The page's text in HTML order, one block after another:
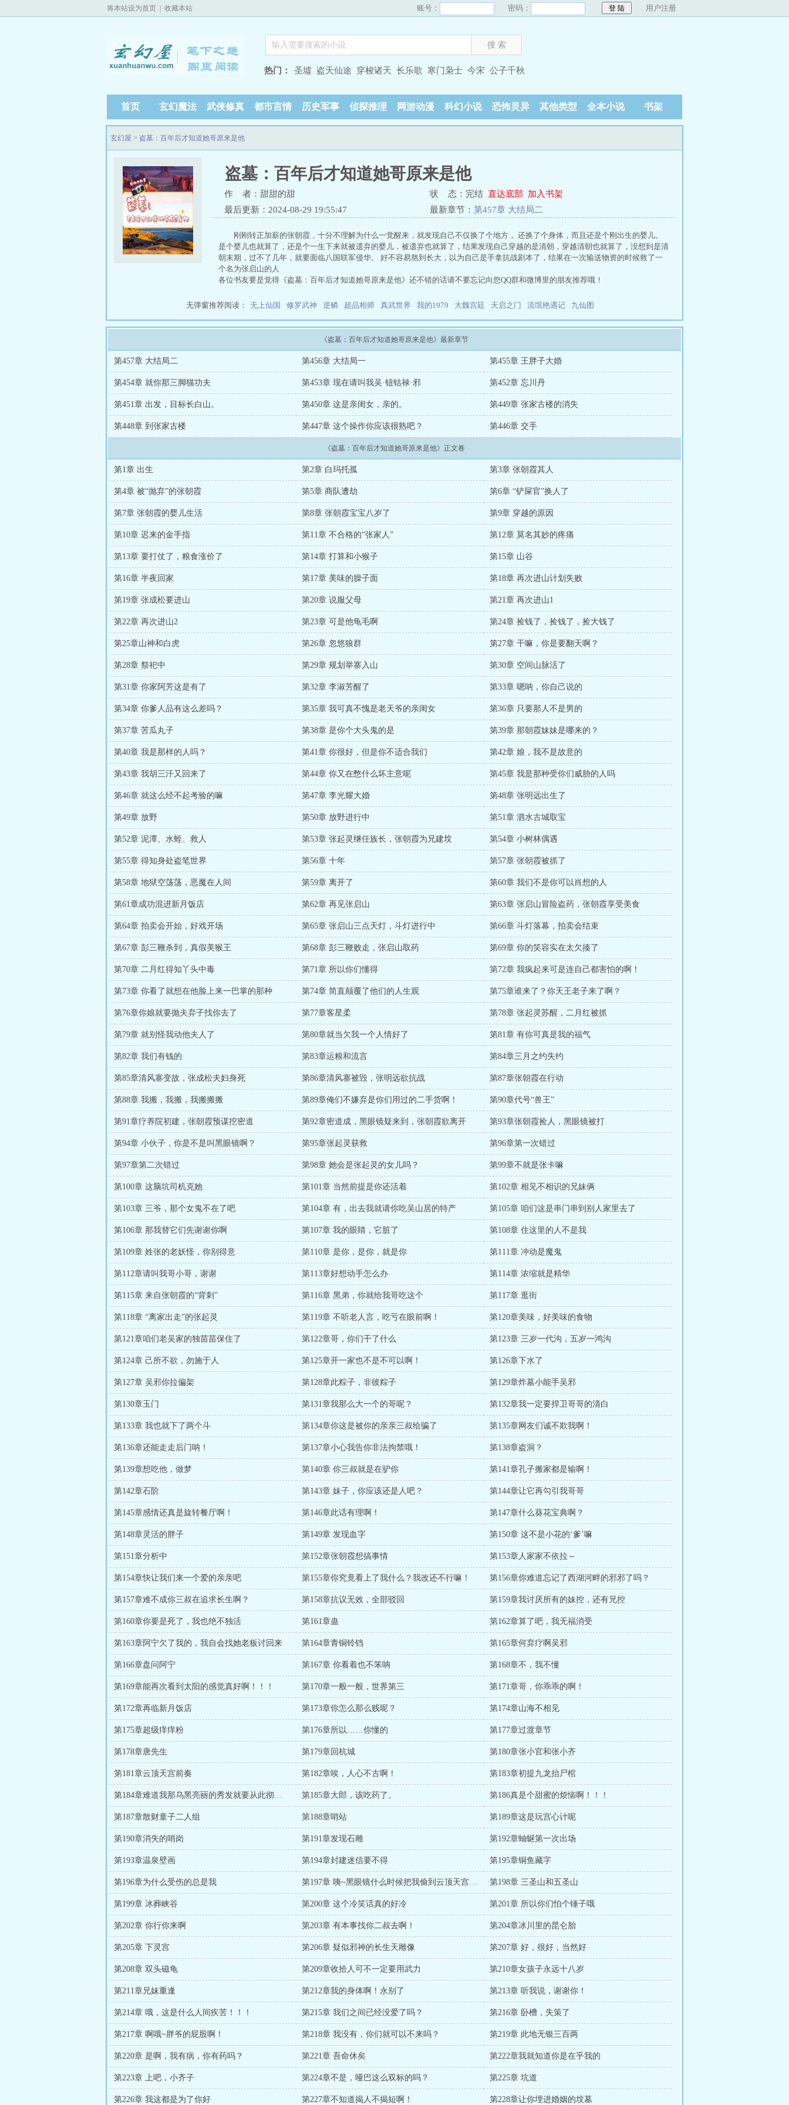
将本站设为首页 收藏本站 账号： 密码： 用户注册
热门： 圣墟 盗天仙途 穿梭诸天 长乐歌 寒门枭士 今宋 公子千秋
首页 玄幻魔法 武侠修真 都市言情 历史军事 侦探推理 网游动漫 科幻小说 恐怖灵异 其他类型 全本小说 书架
玄幻屋 > 盗墓：百年后才知道她哥原来是他
盗墓：百年后才知道她哥原来是他
作 者：甜甜的甜 状 态：完结 直达底部
加入书架
最后更新：2024-08-29 19:55:47
最新章节： 第457章 大结局二
刚刚转正加薪的张朝霞，十分不理解为什么一觉醒来，就发现自己不仅换了个地方， 还换了个身体，而且还是个刚出生的婴儿。
是个婴儿也就算了，还是个一生下来就被遗弃的婴儿，被遗弃也就算了，结果发现自己穿越的是清朝，穿越清朝也就算了，没想到是清
朝末期，过不了几年，就要面临八国联军侵华。 好不容易熬到长大，以为自己是手拿抗战剧本了，结果在一次输送物资的时候救了一
个名为张启山的人
各位书友要是觉得《盗墓：百年后才知道她哥原来是他》还不错的话请不要忘记向您QQ群和微博里的朋友推荐哦！
无弹窗推荐阅读： 无上仙国 修罗武神 逆鳞 超品相师 真武世界 我的1979 大魏宫廷 天启之门 流氓艳遇记 九仙图
《盗墓：百年后才知道她哥原来是他》最新章节
第457章 大结局二 第456章 大结局一 第455章 王胖子大婚
第454章 就你那三脚猫功夫 第453章 现在请叫我吴·钮钴禄·邪 第452章 忘川丹
第451章 出发，目标长白山。 第450章 这是亲闺女，亲的。 第449章 张家古楼的消失
第448章 到张家古楼 第447章 这个操作你应该很熟吧？ 第446章 交手
《盗墓：百年后才知道她哥原来是他》正文卷
第1章 出生 第2章 白玛托孤 第3章 张朝霞其人
第4章 被“抛弃”的张朝霞 第5章 商队遭劫 第6章 “铲屎官”换人了
第7章 张朝霞的婴儿生活 第8章 张朝霞宝宝八岁了 第9章 穿越的原因
第10章 迟来的金手指 第11章 不合格的“张家人” 第12章 莫名其妙的疼痛
第13章 要打仗了，粮食涨价了 第14章 打算和小猴子 第15章 山谷
第16章 半夜回家 第17章 美味的臊子面 第18章 再次进山计划失败
第19章 张成松要进山 第20章 说服父母 第21章 再次进山1
第22章 再次进山2 第23章 可是他龟毛啊 第24章 捡钱了，捡钱了，捡大钱了
第25章山神和白虎 第26章 忽悠狼群 第27章 干嘛，你是要翻天啊？
第28章 祭祀中 第29章 规划举寨入山 第30章 空间山脉活了
第31章 你家阿芳这是有了 第32章 李淑芳醒了 第33章 嗯呐，你自己说的
第34章 你爹人品有这么差吗？ 第35章 我可真不愧是老天爷的亲闺女 第36章 只要那人不是男的
第37章 苦瓜丸子 第38章 是你个大头鬼的是 第39章 那朝霞妹妹是哪来的？
第40章 我是那样的人吗？ 第41章 你很好，但是你不适合我们 第42章 娘，我不是故意的
第43章 我胡三汗又回来了 第44章 你又在憋什么坏主意呢 第45章 我是那种受你们威胁的人吗
第46章 就这么经不起考验的嘛 第47章 李光耀大婚 第48章 张明远出生了
第49章 放野 第50章 放野进行中 第51章 泗水古城取宝
第52章 泥潭、水蛭、救人 第53章 张起灵继任族长，张朝霞为兄建坟 第54章 小树林偶遇
第55章 得知身处盗笔世界 第56章 十年 第57章 张朝霞被抓了
第58章 地狱空荡荡，恶魔在人间 第59章 离开了 第60章 我们不是你可以肖想的人
第61章成功混进新月饭店 第62章 再见张启山 第63章 张启山冒险盗药，张朝霞享受美食
第64章 拍卖会开始，好戏开场 第65章 张启山三点天灯，斗灯进行中 第66章 斗灯落幕，拍卖会结束
第67章 彭三鞭杀到，真假美猴王 第68章 彭三鞭败走，张启山取药 第69章 你的笑容实在太欠揍了
第70章 二月红得知丫头中毒 第71章 所以你们懂得 第72章 我疯起来可是连自己都害怕的啊！
第73章 你看了就想在他脸上来一巴掌的那种 第74章 简直颠覆了他们的人生观 第75章谁来了？你天王老子来了啊？
第76章你娘就要抛夫弃子找你去了 第77章客星柔 第78章 张起灵苏醒，二月红被抓
第79章 就别怪我动他夫人了 第80章就当欠我一个人情好了 第81章 有你可真是我的福气
第82章 我们有钱的 第83章运粮和流言 第84章三月之约失约
第85章清风寨变故，张成松夫妇身死 第86章清风寨被毁，张明远欲抗战 第87章张朝霞在行动
第88章 我搬，我搬，我搬搬搬 第89章俺们不嫌弃是你们用过的二手货啊！ 第90章代号“兽王”
第91章疗养院初建，张朝霞预谋挖密道 第92章密道成，黑眼镜疑来到，张朝霞欲离开 第93章张朝霞捡人，黑眼镜被打
第94章 小伙子，你是不是叫黑眼镜啊？ 第95章张起灵获救 第96章第一次错过
第97章第二次错过 第98章 她会是张起灵的女儿吗？ 第99章不就是张卡嘛
第100章 这脑坑司机克她 第101章 当然前提是你还活着 第102章 相见不相识的兄妹俩
第103章 三爷，那个女鬼不在了吧 第104章 有，出去我就请你吃吴山居的特产 第105章 咱们这是串门串到别人家里去了
第106章 那我替它们先谢谢你啊 第107章 我的眼睛，它脏了 第108章 住这里的人不是我
第109章 姓张的老妖怪，你别得意 第110章 是你，是你，就是你 第111章 冲动是魔鬼
第112章请叫我哥小哥，谢谢 第113章好想动手怎么办 第114章 浓缩就是精华
第115章 来自张朝霞的“背刺” 第116章 黑弟，你就给我哥吃这个 第117章 逛街
第118章 “离家出走”的张起灵 第119章 不听老人言，吃亏在眼前啊！ 第120章美味，好美味的食物
第121章咱们老吴家的独苗苗保住了 第122章哥，你们干了什么 第123章 三岁一代沟，五岁一鸿沟
第124章 己所不欲，勿施于人 第125章开一家也不是不可以啊！ 第126章下水了
第127章 吴邪你拉偏架 第128章此粽子，非彼粽子 第129章炸墓小能手吴邪
第130章玉门 第131章我那么大一个的哥呢？ 第132章我一定要捍卫哥哥的清白
第133章 我也就下了两个斗 第134章你这是被你的亲亲三叔给骗了 第135章网友们诚不欺我啊！
第136章还能走走后门呐！ 第137章小心我告你非法拘禁哦！ 第138章盗洞？
第139章想吃他，做梦 第140章 你三叔就是在驴你 第141章孔子搬家都是输啊！
第142章石阶 第143章 妹子，你应该还是人吧？ 第144章让它再勾引我哥哥
第145章感情还真是旋转餐厅啊！ 第146章此话有理啊！ 第147章什么葵花宝典啊？
第148章灵活的胖子 第149章 发现血字 第150章 这不是小花的‘爹’嘛
第151章分析中 第152章张朝霞想搞事情 第153章人家家不依拉～
第154章快让我们来一个爱的亲亲吧 第155章你究竟看上了我什么？我改还不行嘛！ 第156章你难道忘记了西湖河畔的邪邪了吗？
第157章难不成你三叔在追求长生啊？ 第158章抗议无效，全部驳回 第159章我讨厌所有的妹控，还有兄控
第160章你要是死了，我也绝不独活 第161章蛊 第162章算了吧，我无福消受
第163章阿宁欠了我的，我自会找她老板讨回来 第164章青铜铃铛 第165章何弃疗啊吴邪
第166章盘问阿宁 第167章 你看着也不笨呐 第168章不，我不懂
第169章能再次看到太阳的感觉真好啊！！！ 第170章一般一般，世界第三 第171章哥，你乖乖的啊！
第172章再临新月饭店 第173章你怎么那么贱呢？ 第174章山海不相见
第175章超级痒痒粉 第176章所以……你懂的 第177章过渡章节
第178章唐先生 第179章回杭城 第180章张小官和张小齐
第181章云顶天宫前奏 第182章唉，人心不古啊！ 第183章初提九龙抬尸棺
第184章难道我那乌黑亮丽的秀发就要从此彻底离我而去了吗？ 第185章大郎，该吃药了。 第186真是个甜蜜的烦恼啊！！！
第187章散财童子二人组 第188章哨站 第189章这是玩宫心计呢
第190章消失的哨岗 第191章发现石雕 第192章蚰蜒第一次出场
第193章温泉壁画 第194章封建迷信要不得 第195章铜鱼藏字
第196章为什么受伤的总是我 第197章 咦~黑眼镜什么时候把我偷到云顶天宫了？ 第198章 三圣山和五圣山
第199章 冰葬峡谷 第200章 这个冷笑话真的好冷 第201章 所以你们怕个锤子哦
第202章 你行你来啊 第203章 有本事找你二叔去啊！ 第204章冰川里的昆仑胎
第205章 下灵宫 第206章 疑似邪神的长生天雕像 第207章 好，很好，当然好
第208章 双头磁龟 第209章收拾人可不一定要用武力 第210章女孩子永远十八岁
第211章兄妹重逢 第212章我的身体啊！永别了 第213章 听我说，谢谢你！
第214章 哦，这是什么人间疾苦！！！ 第215章 我们之间已经没爱了吗？ 第216章 卧槽，失策了
第217章 啊哦~胖爷的屁股啊！ 第218章 我没有，你们就可以不来吗？ 第219章 此地无银三百两
第220章 是啊，我有病，你有药吗？ 第221章 吾命休矣 第222章我就知道你是在乎我的
第223章 上吧，小齐子 第224章不是，哑巴这么双标的吗？ 第225章 坑道
第226章 我这都是为了你好 第227章不知道揭人不揭短啊！ 第228章让你埋进婚姻的坟墓